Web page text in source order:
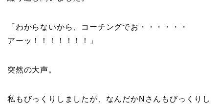
「わからないから、コーチングでお・・・・・・
アーッ！！！！！！！」
突然の大声。
私もびっくりしましたが、なんだかNさんもびっくりし